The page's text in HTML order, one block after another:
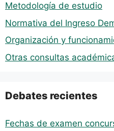
Metodología de estudio
Normativa del Ingreso
Organización y
Otras consultas
Debates recientes
Fechas de examen